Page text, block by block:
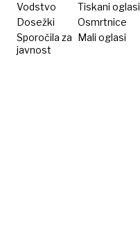
Vodstvo
Dosežki
Sporočila za
javnost
Tiskani oglasi
Osmrtnice
Mali oglasi